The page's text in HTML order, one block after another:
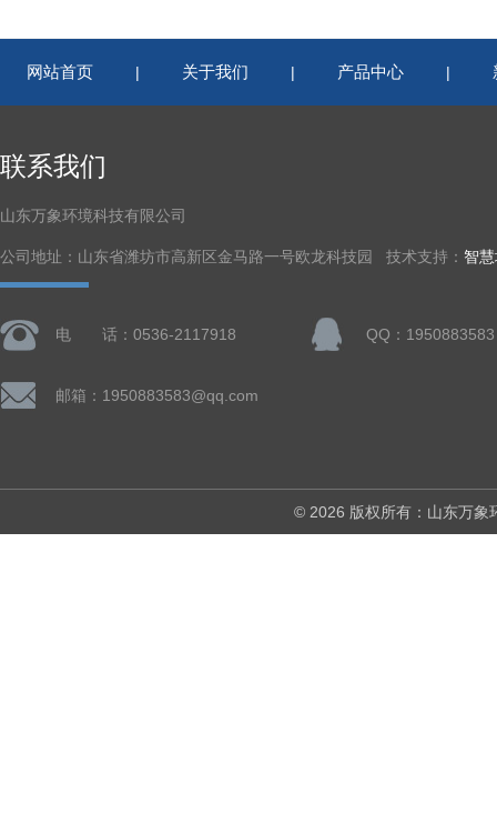
网站首页 | 关于我们 | 产品中心 |
联系我们
山东万象环境科技有限公司
公司地址：山东省潍坊市高新区金马路一号欧龙科技园 技术支持： 智
电 话：0536-2117918 QQ：1950883583
邮箱：1950883583@qq.com
© 2026 版权所有：山东万